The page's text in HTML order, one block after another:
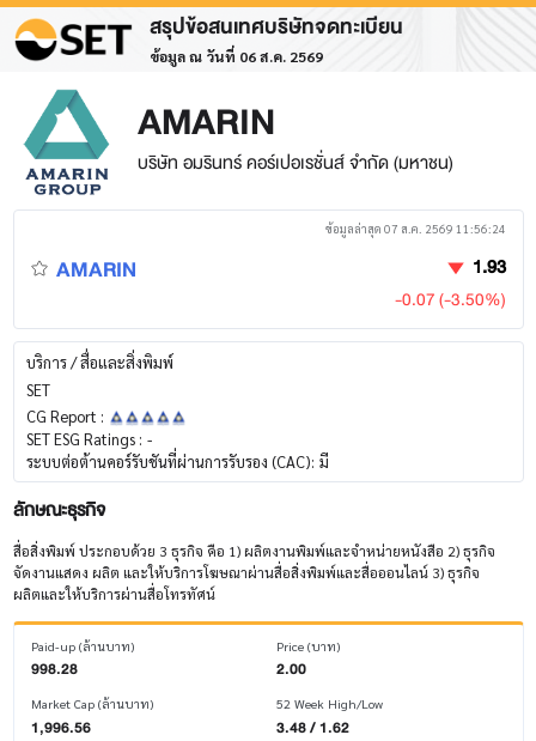
สรุปข้อสนเทศบริษัทจดทะเบียน
ข้อมูล ณ วันที่ 06 ส.ค. 2569
AMARIN
บริษัท อมรินทร์ คอร์เปอเรชั่นส์ จำกัด (มหาชน)
ข้อมูลล่าสุด 07 ส.ค. 2569 11:56:24
AMARIN 1.93
-0.07 (-3.50%)
บริการ / สื่อและสิ่งพิมพ์
SET
CG Report :
SET ESG Ratings : -
ระบบต่อต้านคอร์รับชันที่ผ่านการรับรอง (CAC): มี
ลักษณะธุรกิจ
สื่อสิ่งพิมพ์ ประกอบด้วย 3 ธุรกิจ คือ 1) ผลิตงานพิมพ์และจำหน่ายหนังสือ 2) ธุรกิจ
จัดงานแสดง ผลิต และให้บริการโฆษณาผ่านสื่อสิ่งพิมพ์และสื่อออนไลน์ 3) ธุรกิจ
ผลิตและให้บริการผ่านสื่อโทรทัศน์
Paid-up (ล้านบาท)
998.28
Market Cap (ล้านบาท)
1,996.56
Price (บาท)
2.00
52 Week High/Low
3.48 / 1.62